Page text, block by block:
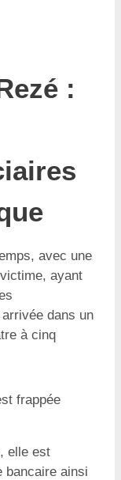
:
avec une
ayant
dans un
à cinq
frappée
elle est
bancaire ainsi